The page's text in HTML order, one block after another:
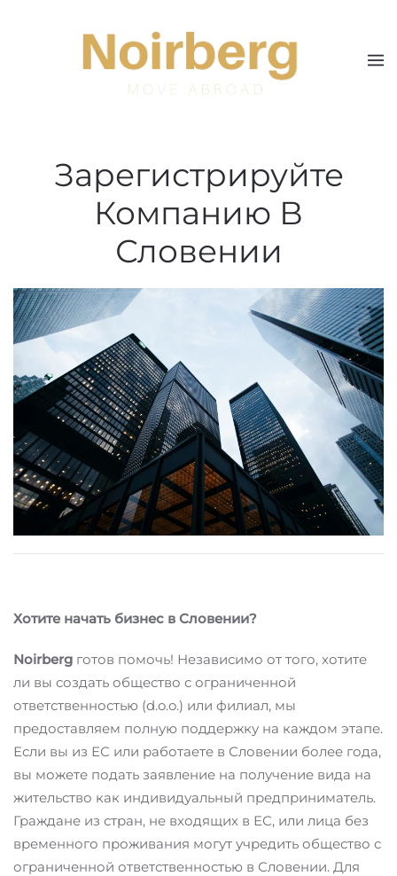
Skip to main content
Зарегистрируйте
Компанию В
Словении
Хотите начать бизнес в Словении?
Noirberg готов помочь! Независимо от того, хотите
ли вы создать общество с ограниченной
ответственностью (d.o.o.) или филиал, мы
предоставляем полную поддержку на каждом этапе.
Если вы из ЕС или работаете в Словении более года,
вы можете подать заявление на получение вида на
жительство как индивидуальный предприниматель.
Граждане из стран, не входящих в ЕС, или лица без
временного проживания могут учредить общество с
ограниченной ответственностью в Словении. Для